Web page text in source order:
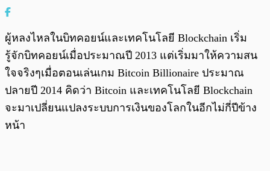
ผู้หลงไหลในบิทคอยน์และเทคโนโลยี Blockchain เริ่ม
รู้จักบิทคอยน์เมื่อประมาณปี 2013 แต่เริ่มมาให้ความสน
ใจจริงๆเมื่อตอนเล่นเกม Bitcoin Billionaire ประมาณ
ปลายปี 2014 คิดว่า Bitcoin และเทคโนโลยี Blockchain
จะมาเปลี่ยนแปลงระบบการเงินของโลกในอีกไม่กี่ปีข้าง
หน้า